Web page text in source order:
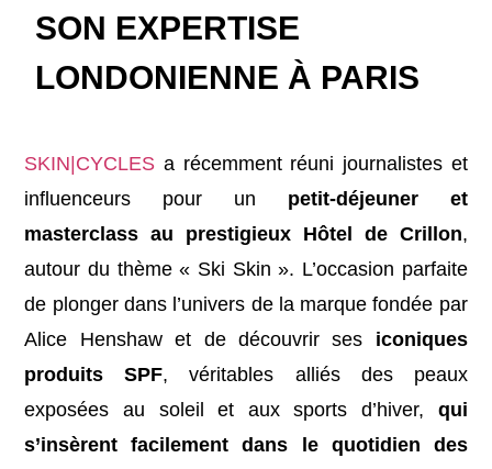
SON EXPERTISE
LONDONIENNE À PARIS
SKIN|CYCLES a récemment réuni journalistes et
influenceurs pour un petit-déjeuner et
masterclass au prestigieux Hôtel de Crillon,
autour du thème « Ski Skin ». L’occasion parfaite
de plonger dans l’univers de la marque fondée par
Alice Henshaw et de découvrir ses iconiques
produits SPF, véritables alliés des peaux
exposées au soleil et aux sports d’hiver, qui
s’insèrent facilement dans le quotidien des